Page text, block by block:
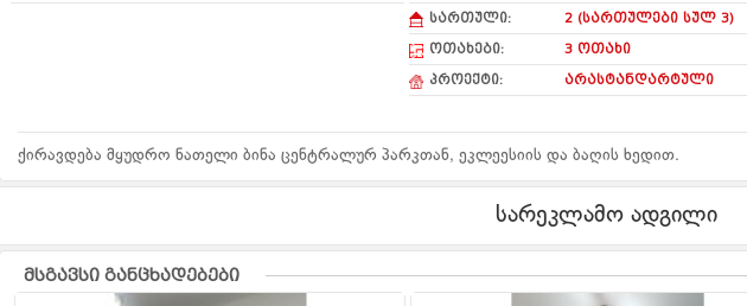
სართული:
2 (სართულები სულ 3)
ოთახები:
3 ოთახი
პროექტი:
არასტანდარტული
ქირავდება მყუდრო ნათელი ბინა ცენტრალურ პარკთან, ეკლეესიის და ბაღის ხედით.
სარეკლამო ადგილი
მსგავსი განცხადებები